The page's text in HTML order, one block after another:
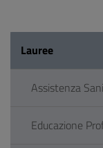
Lauree
Assistenza
Educazione